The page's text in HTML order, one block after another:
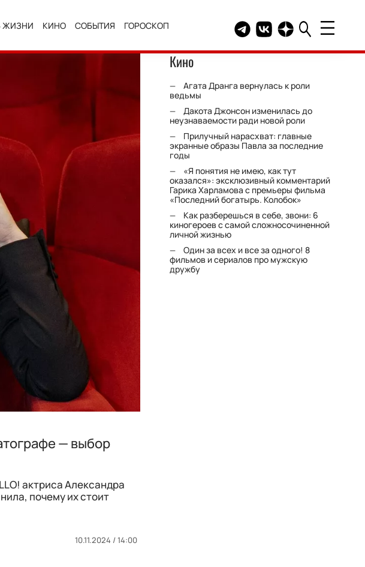
ЖИЗНИ КИНО СОБЫТИЯ ГОРОСКОП Telegram канал HELLO
Группа HELLO
Канал HELLO в
— выбор
актриса Александра
почему их стоит
10.11.2024 / 14:00
Кино
Агата Дранга вернулась к роли
ведьмы
Дакота Джонсон изменилась до
неузнаваемости ради новой роли
Прилучный нарасхват: главные
экранные образы Павла за последние
годы
«Я понятия не имею, как тут
оказался»: эксклюзивный комментарий
Гарика Харламова с премьеры фильма
«Последний богатырь. Колобок»
Как разберешься в себе, звони: 6
киногероев с самой сложносочиненной
личной жизнью
Один за всех и все за одного! 8
фильмов и сериалов про мужскую
дружбу